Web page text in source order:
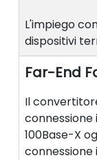
L'impiego
dispositivi
Far-End
Il
100Base-X
connessione